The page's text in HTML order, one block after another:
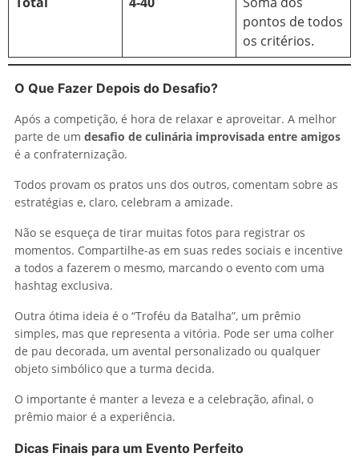
pontos de todos
os critérios.
O Que Fazer Depois do Desafio?
Após a competição, é hora de relaxar e aproveitar. A melhor
parte de um desafio de culinária improvisada entre amigos
é a confraternização.
Todos provam os pratos uns dos outros, comentam sobre as
estratégias e, claro, celebram a amizade.
Não se esqueça de tirar muitas fotos para registrar os
momentos. Compartilhe-as em suas redes sociais e incentive
a todos a fazerem o mesmo, marcando o evento com uma
hashtag exclusiva.
Outra ótima ideia é o “Troféu da Batalha”, um prêmio
simples, mas que representa a vitória. Pode ser uma colher
de pau decorada, um avental personalizado ou qualquer
objeto simbólico que a turma decida.
O importante é manter a leveza e a celebração, afinal, o
prêmio maior é a experiência.
Dicas Finais para um Evento Perfeito